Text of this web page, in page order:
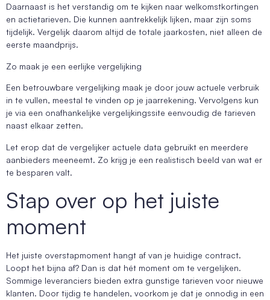
Daarnaast is het verstandig om te kijken naar welkomstkortingen
en actietarieven. Die kunnen aantrekkelijk lijken, maar zijn soms
tijdelijk. Vergelijk daarom altijd de totale jaarkosten, niet alleen de
eerste maandprijs.
Zo maak je een eerlijke vergelijking
Een betrouwbare vergelijking maak je door jouw actuele verbruik
in te vullen, meestal te vinden op je jaarrekening. Vervolgens kun
je via een onafhankelijke vergelijkingssite eenvoudig de tarieven
naast elkaar zetten.
Let erop dat de vergelijker actuele data gebruikt en meerdere
aanbieders meeneemt. Zo krijg je een realistisch beeld van wat er
te besparen valt.
Stap over op het juiste
moment
Het juiste overstapmoment hangt af van je huidige contract.
Loopt het bijna af? Dan is dat hét moment om te vergelijken.
Sommige leveranciers bieden extra gunstige tarieven voor nieuwe
klanten. Door tijdig te handelen, voorkom je dat je onnodig in een